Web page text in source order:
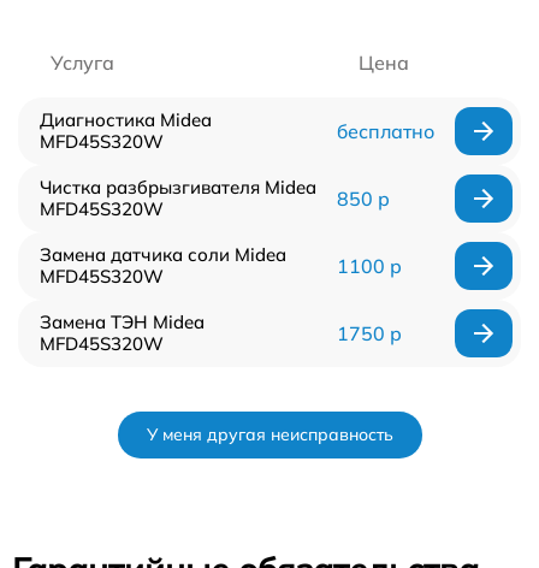
Услуга Цена
Диагностика Midea
MFD45S320W
бесплатно
Чистка разбрызгивателя Midea
MFD45S320W
850 р
Замена датчика соли Midea
MFD45S320W
1100 р
Замена ТЭН Midea
MFD45S320W
1750 р
У меня другая неисправность